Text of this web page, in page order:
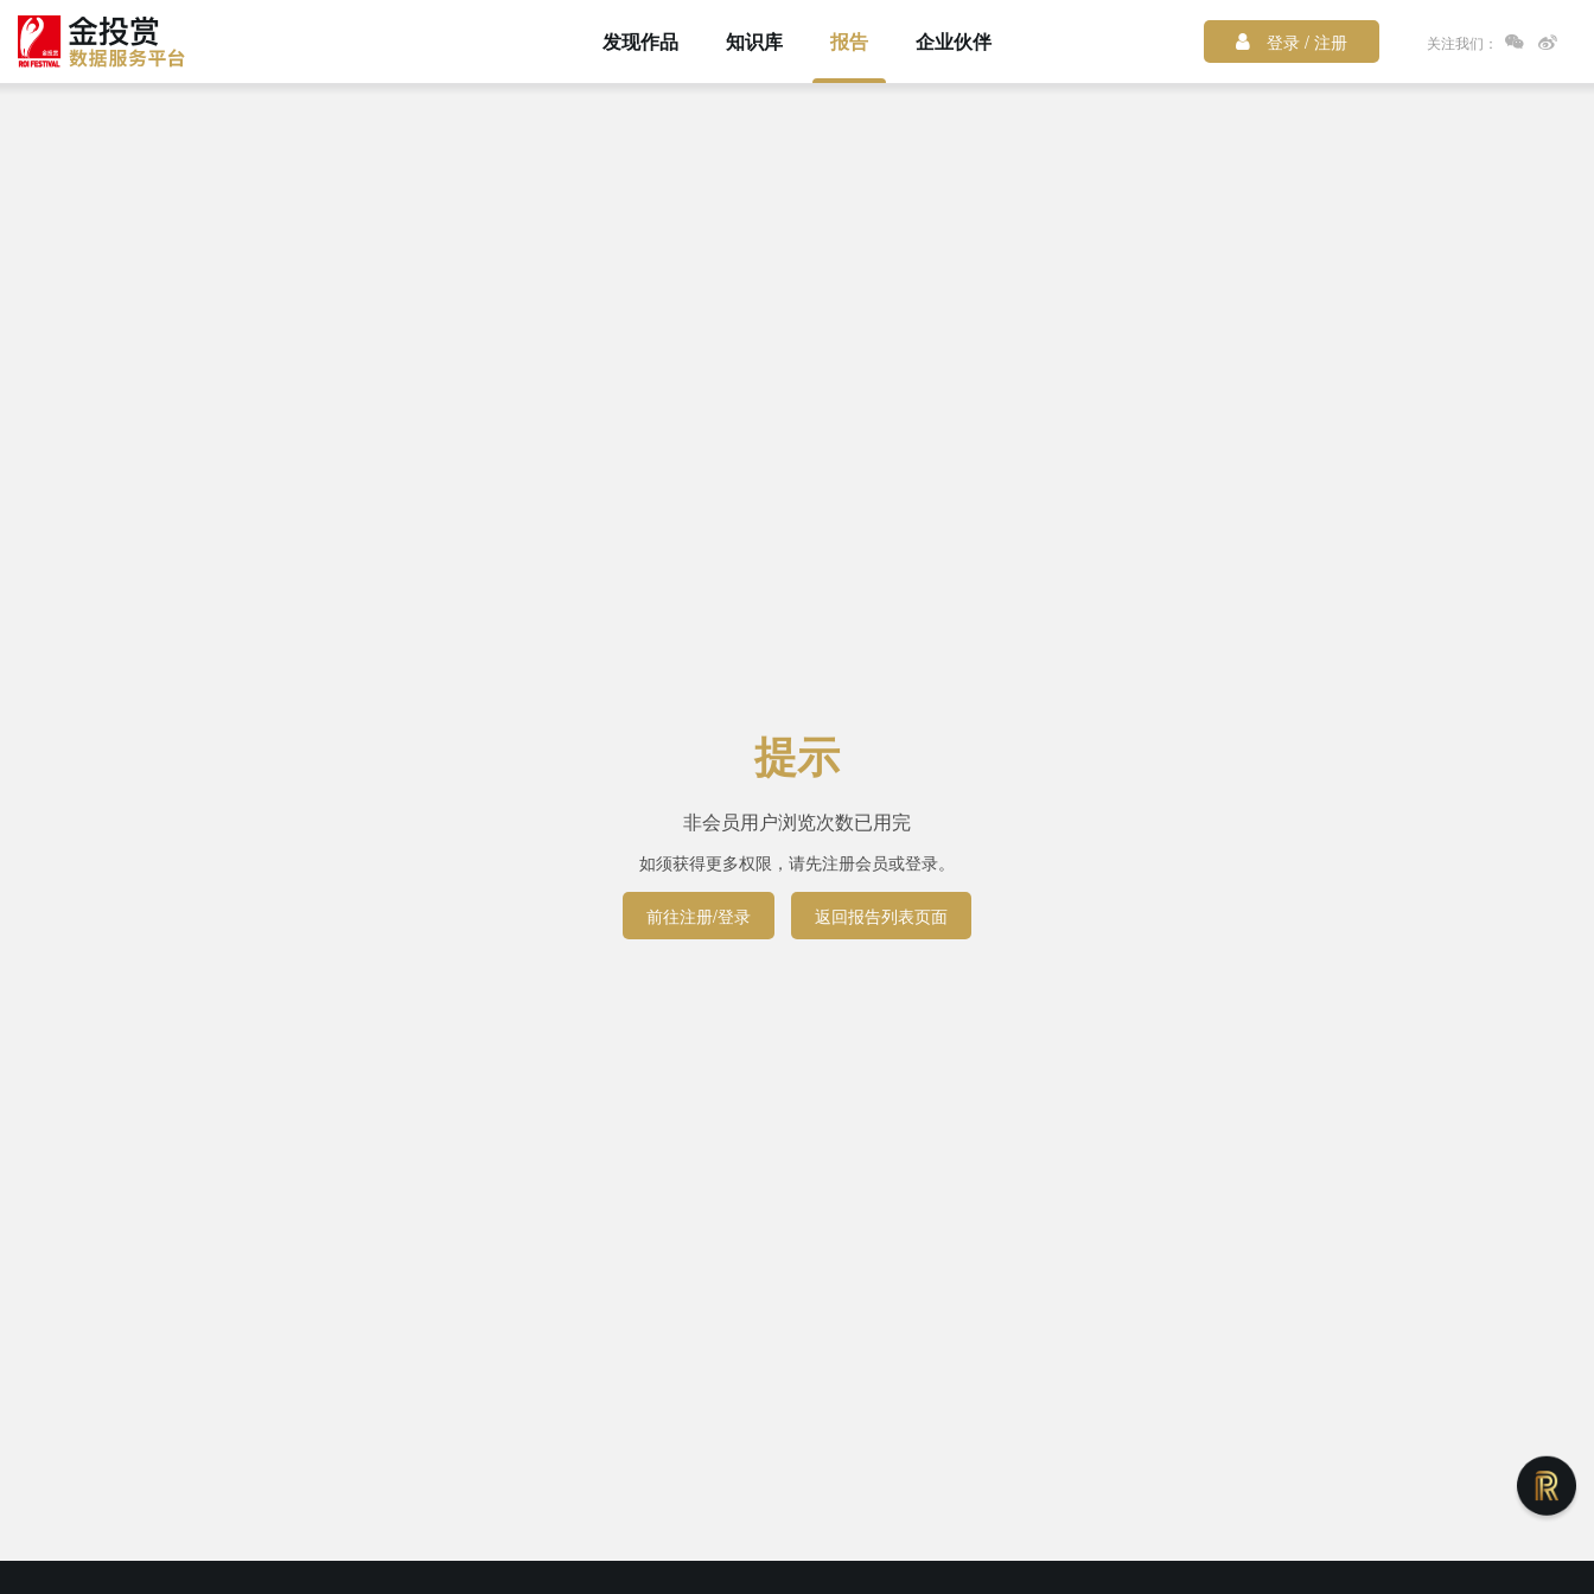
发现作品 知识库 报告 企业伙伴 登录 / 注册 关注我们：
提示
非会员用户浏览次数已用完
如须获得更多权限，请先注册会员或登录。
前往注册/登录 返回报告列表页面